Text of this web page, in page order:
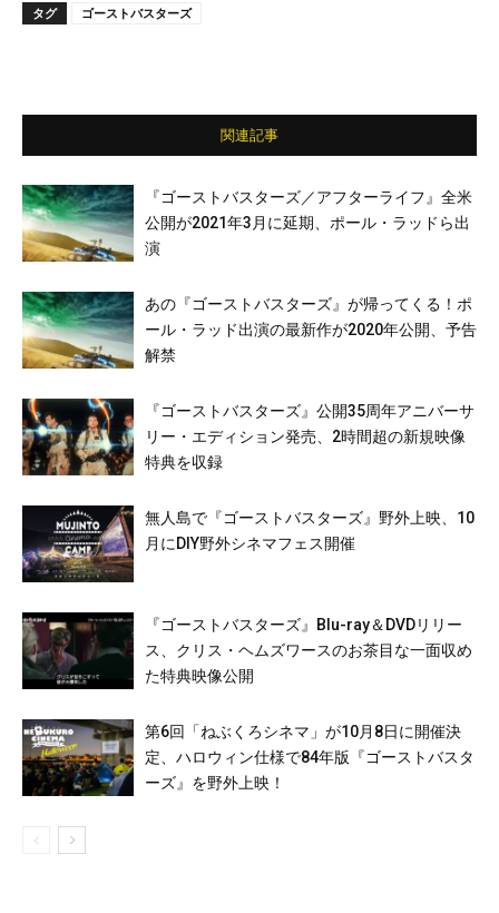
タグ ゴーストバスターズ
関連記事
『ゴーストバスターズ／アフターライフ』全米
公開が2021年3月に延期、ポール・ラッドら出
演
あの『ゴーストバスターズ』が帰ってくる！ポ
ール・ラッド出演の最新作が2020年公開、予告
解禁
『ゴーストバスターズ』公開35周年アニバーサ
リー・エディション発売、2時間超の新規映像
特典を収録
無人島で『ゴーストバスターズ』野外上映、10
月にDIY野外シネマフェス開催
『ゴーストバスターズ』Blu-ray＆DVDリリー
ス、クリス・ヘムズワースのお茶目な一面収め
た特典映像公開
第6回「ねぶくろシネマ」が10月8日に開催決
定、ハロウィン仕様で84年版『ゴーストバスタ
ーズ』を野外上映！